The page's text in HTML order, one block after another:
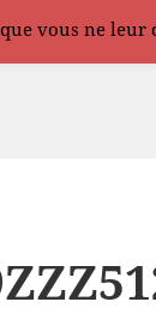
vous ne leur